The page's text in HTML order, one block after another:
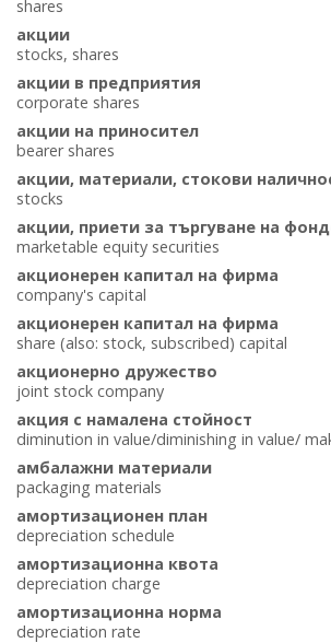
shares
акции
stocks, shares
акции в предприятия
corporate shares
акции на приносител
bearer shares
акции, материали, стокови
stocks
акции, приети за търгуване на
marketable equity securities
акционерен капитал на фирма
company's capital
акционерен капитал на фирма
share (also: stock, subscribed) capital
акционерно дружество
joint stock company
акция с намалена стойност
diminution in value/diminishing in value/
амбалажни материали
packaging materials
амортизационен план
depreciation schedule
амортизационна квота
depreciation charge
амортизационна норма
depreciation rate